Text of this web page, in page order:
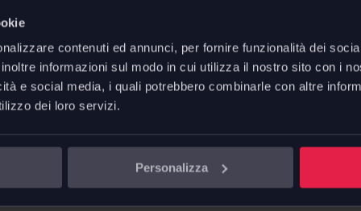
contenuti ed annunci, per fornire funzionalità dei
informazioni sul modo in cui utilizza il nostro sito con i
e social media, i quali potrebbero combinarle con altre
dei loro servizi.
Personalizza
di dettagli beige,
è la prova che anche
se plasmato con